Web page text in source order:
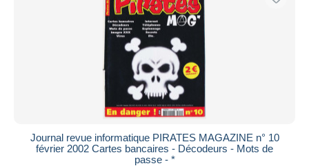
Journal revue informatique PIRATES MAGAZINE n° 10
février 2002 Cartes bancaires - Décodeurs - Mots de
passe - *